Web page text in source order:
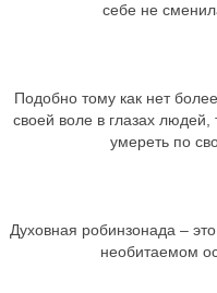
себе не
Подобно тому как нет
своей воле в глазах
умереть по
Духовная робинзонада –
необитаемом